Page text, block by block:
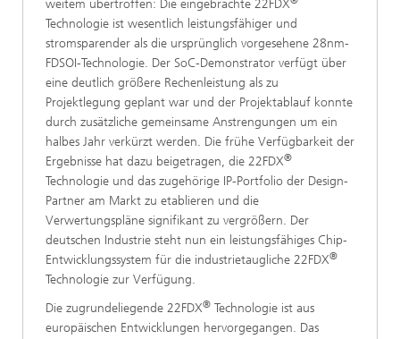
weitem übertroffen: Die eingebrachte 22FDX
Technologie ist wesentlich leistungsfähiger und
stromsparender als die ursprünglich vorgesehene 28nm-
FDSOI-Technologie. Der SoC-Demonstrator verfügt über
eine deutlich größere Rechenleistung als zu
Projektlegung geplant war und der Projektablauf konnte
durch zusätzliche gemeinsame Anstrengungen um ein
halbes Jahr verkürzt werden. Die frühe Verfügbarkeit der
Ergebnisse hat dazu beigetragen, die 22FDX®
Technologie und das zugehörige IP-Portfolio der Design-
Partner am Markt zu etablieren und die
Verwertungspläne signifikant zu vergrößern. Der
deutschen Industrie steht nun ein leistungsfähiges Chip-
Entwicklungssystem für die industrietaugliche 22FDX®
Technologie zur Verfügung.
Die zugrundeliegende 22FDX® Technologie ist aus
europäischen Entwicklungen hervorgegangen. Das